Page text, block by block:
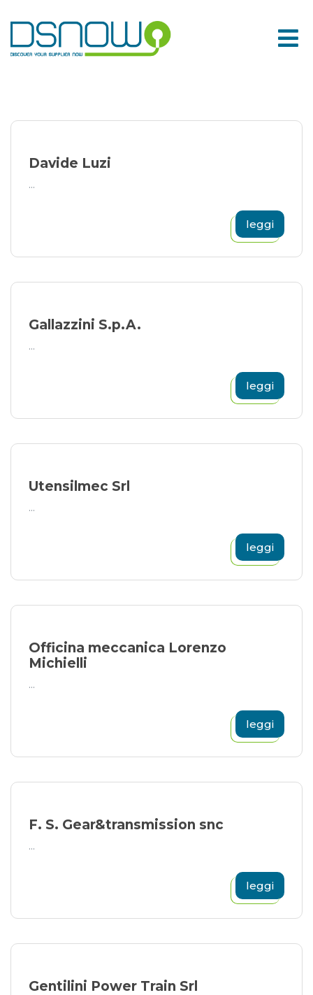
to
content
Davide Luzi
...
leggi
Gallazzini S.p.A.
...
leggi
Utensilmec Srl
...
leggi
Officina meccanica Lorenzo
Michielli
...
leggi
F. S. Gear&transmission snc
...
leggi
Gentilini Power Train Srl